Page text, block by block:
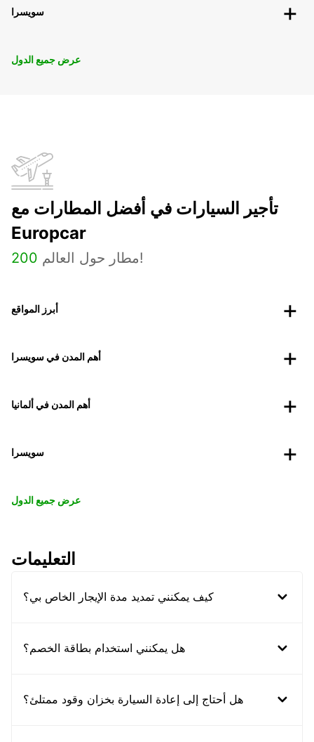
سويسرا
عرض جميع الدول
تأجير السيارات في أفضل المطارات مع
Europcar
200 مطار حول العالم!
أبرز المواقع
أهم المدن في سويسرا
أهم المدن في ألمانيا
سويسرا
عرض جميع الدول
التعليمات
كيف يمكنني تمديد مدة الإيجار الخاص بي؟
هل يمكنني استخدام بطاقة الخصم؟
هل أحتاج إلى إعادة السيارة بخزان وقود ممتلئ؟